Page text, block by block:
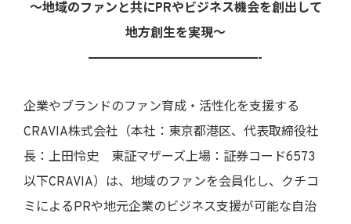
～地域のファンと共にPRやビジネス機会を創出して
地方創生を実現～
————————————————————————-
企業やブランドのファン育成・活性化を支援する
CRAVIA株式会社（本社：東京都港区、代表取締役社
長：上田怜史 東証マザーズ上場：証券コード6573
以下CRAVIA）は、地域のファンを会員化し、クチコ
ミによるPRや地元企業のビジネス支援が可能な自治